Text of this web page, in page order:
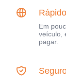
Rápido
Em
veículo,
pagar.